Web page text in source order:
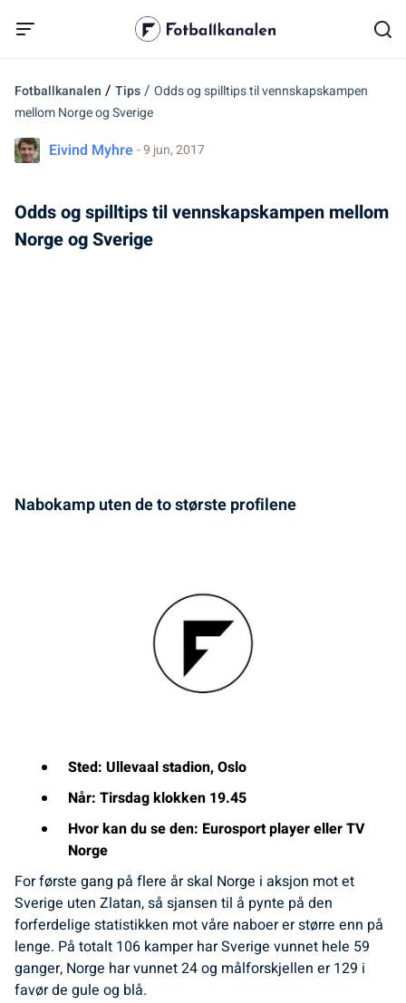
Fotballkanalen / Tips/ Odds og spilltips til vennskapskampen
mellom Norge og Sverige
Eivind Myhre - 9 jun, 2017
Odds og spilltips til vennskapskampen mellom
Norge og Sverige
Nabokamp uten de to største profilene
Sted: Ullevaal stadion, Oslo
Når: Tirsdag klokken 19.45
Hvor kan du se den: Eurosport player eller TV
Norge
For første gang på flere år skal Norge i aksjon mot et
Sverige uten Zlatan, så sjansen til å pynte på den
forferdelige statistikken mot våre naboer er større enn på
lenge. På totalt 106 kamper har Sverige vunnet hele 59
ganger, Norge har vunnet 24 og målforskjellen er 129 i
favør de gule og blå.